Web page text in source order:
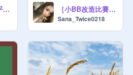
[獅子會世界和平海報比賽]作品 ［小BB改造比賽］作品
Sana_Twice0218